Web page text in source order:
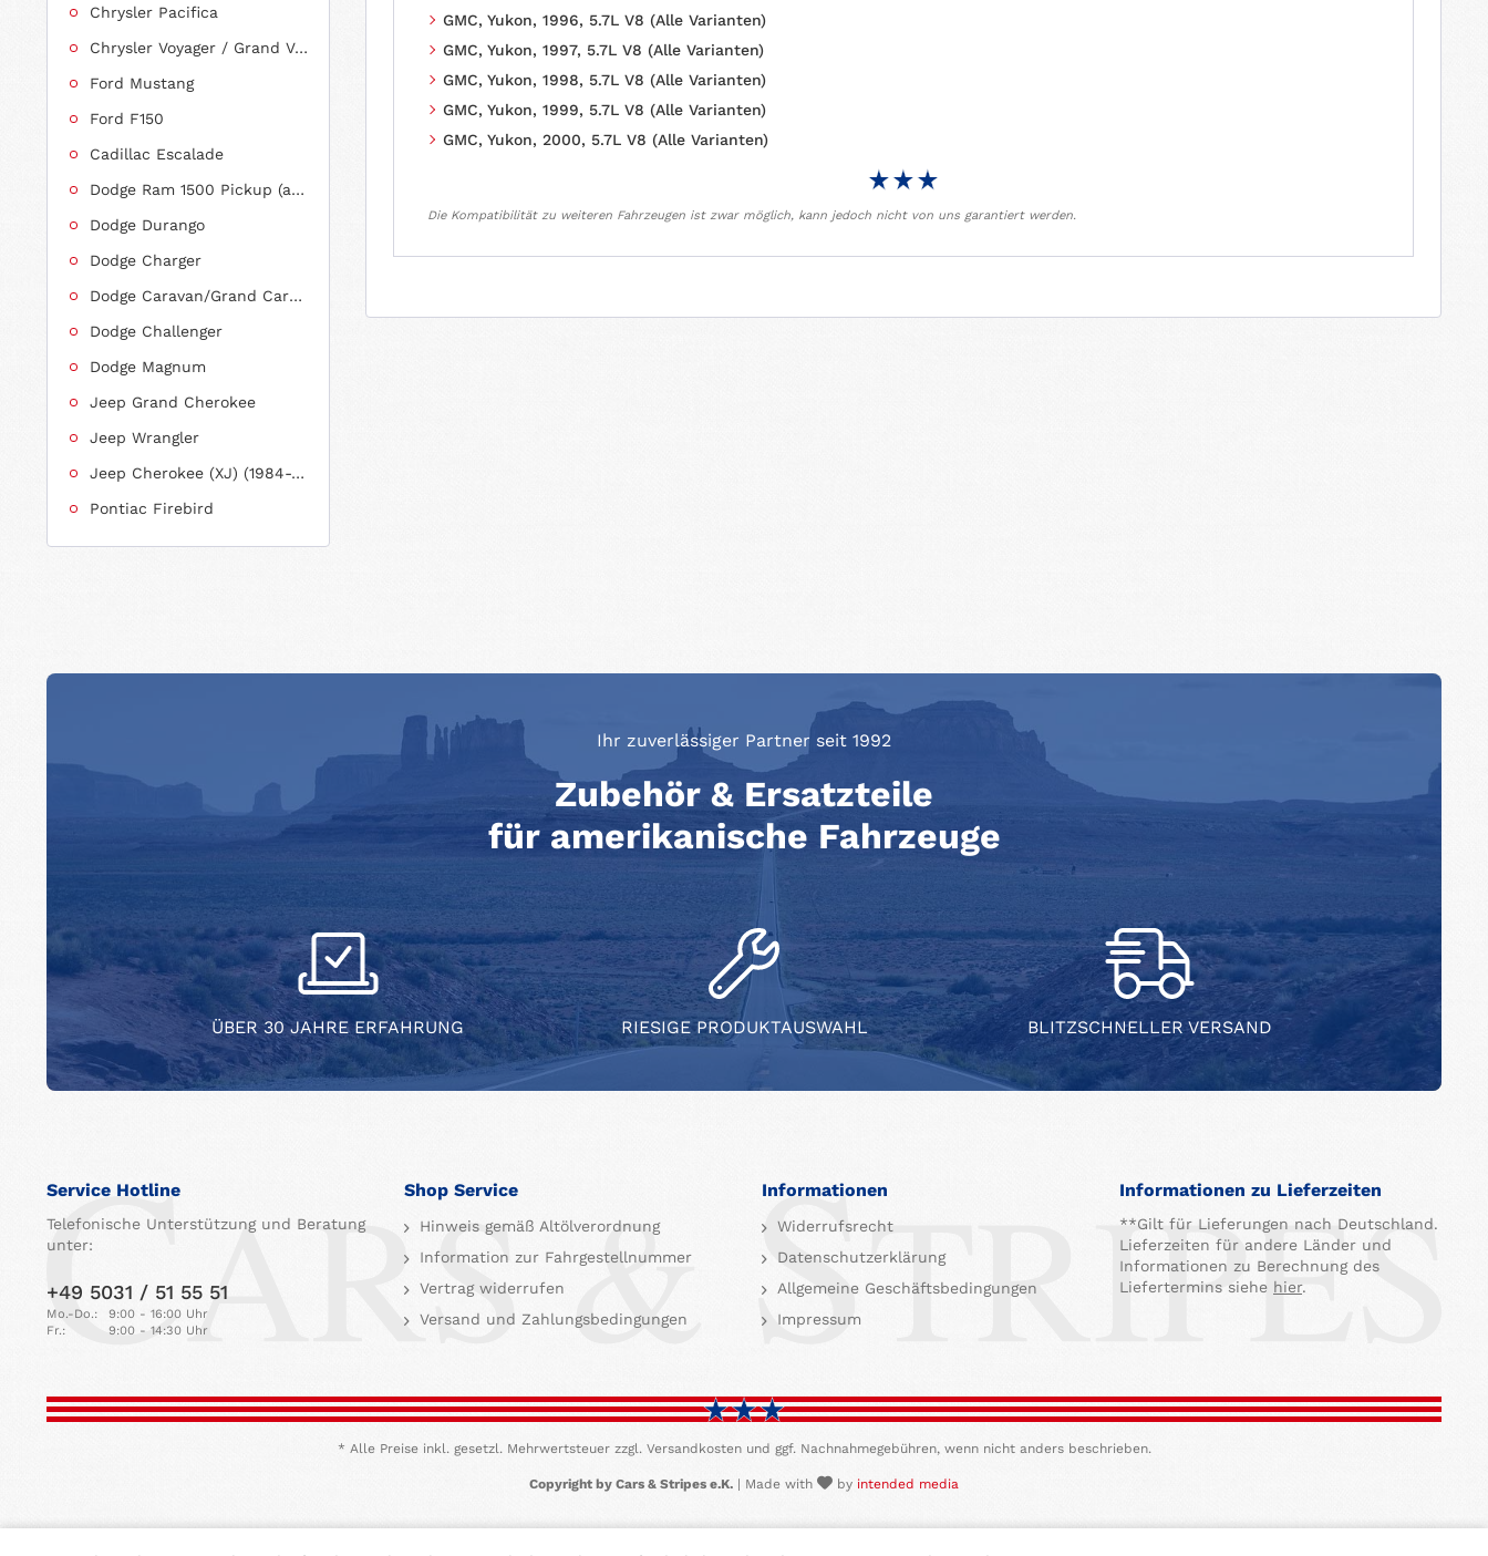
Chrysler Pacifica
Chrysler Voyager / Grand Voyager
Ford Mustang
Ford F150
Cadillac Escalade
Dodge Ram 1500 Pickup (ab 2011 siehe RAM)
Dodge Durango
Dodge Charger
Dodge Caravan/Grand Caravan
Dodge Challenger
Dodge Magnum
Jeep Grand Cherokee
Jeep Wrangler
Jeep Cherokee (XJ) (1984-2001)
Pontiac Firebird
GMC, Yukon, 1996, 5.7L V8 (Alle Varianten)
GMC, Yukon, 1997, 5.7L V8 (Alle Varianten)
GMC, Yukon, 1998, 5.7L V8 (Alle Varianten)
GMC, Yukon, 1999, 5.7L V8 (Alle Varianten)
GMC, Yukon, 2000, 5.7L V8 (Alle Varianten)
Die Kompatibilität zu weiteren Fahrzeugen ist zwar möglich, kann jedoch nicht von uns garantiert werden.
Ihr zuverlässiger Partner seit 1992
Zubehör & Ersatzteile
für amerikanische Fahrzeuge
ÜBER 30 JAHRE ERFAHRUNG RIESIGE PRODUKTAUSWAHL BLITZSCHNELLER VERSAND
Service Hotline
Telefonische Unterstützung und Beratung
unter:
+49 5031 / 51 55 51
Mo.-Do.:
9:00 - 16:00 Uhr
Fr.:
9:00 - 14:30 Uhr
Shop Service
Hinweis gemäß Altölverordnung
Information zur Fahrgestellnummer
Vertrag widerrufen
Versand und Zahlungsbedingungen
Informationen
Widerrufsrecht
Datenschutzerklärung
Allgemeine Geschäftsbedingungen
Impressum
Informationen zu Lieferzeiten
**Gilt für Lieferungen nach Deutschland.
Lieferzeiten für andere Länder und
Informationen zu Berechnung des
Liefertermins siehe hier.
* Alle Preise inkl. gesetzl. Mehrwertsteuer zzgl. Versandkosten und ggf. Nachnahmegebühren, wenn nicht anders beschrieben.
Copyright by Cars & Stripes e.K. | Made with by intended media